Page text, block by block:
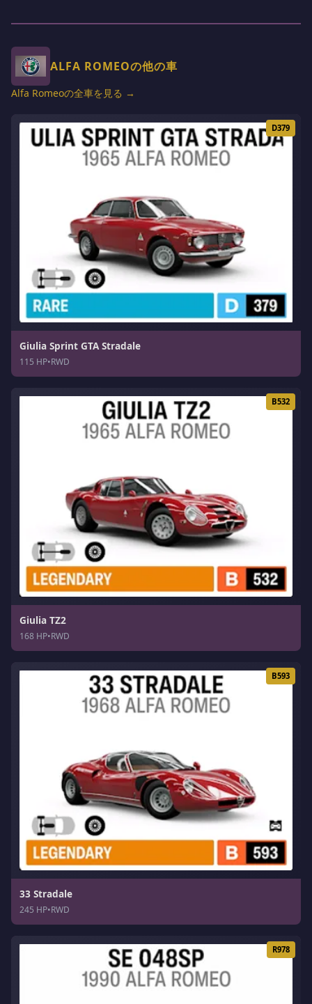
ALFA ROMEOの他の車
Alfa Romeoの全車を見る →
D379
Giulia Sprint GTA Stradale
115 HP•RWD
B532
Giulia TZ2
168 HP•RWD
B593
33 Stradale
245 HP•RWD
R978